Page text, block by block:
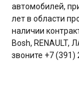
автомобилей,
лет в области
наличии
Bosh,
звоните +7 (391)